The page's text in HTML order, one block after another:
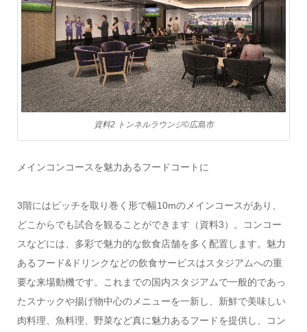
資料2 トンネルラウンジ©️広島市
メインコンコースを魅力あるフードコートに
3階にはピッチを取り巻く形で幅10mのメインコースがあり、
どこからでも試合を観ることができます（資料3）。コンコー
スなどには、多彩で魅力的な飲食店舗を多く配置します。魅力
あるフード&ドリンクなどの飲食サービスはスタジアムへの重
要な来場動機です。これまでの国内スタジアムで一般的であっ
たスナックや揚げ物中心のメニューを一新し、新鮮で美味しい
肉料理、魚料理、野菜など真に魅力あるフードを提供し、コン